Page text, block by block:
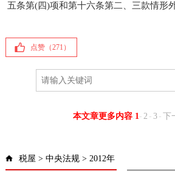
五条第(四)项和第十六条第二、三款情形
点赞（271 ）
本文章更多内容: 1- 2 - 3 - 下
税屋 > 中央法规> 2012年